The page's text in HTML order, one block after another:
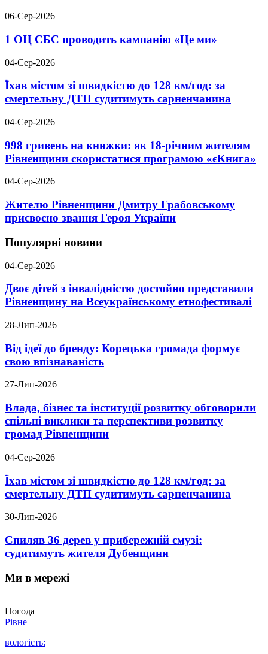
06-Сер-2026
1 ОЦ СБС проводить кампанію «Це ми»
04-Сер-2026
Їхав містом зі швидкістю до 128 км/год: за
смертельну ДТП судитимуть сарненчанина
04-Сер-2026
998 гривень на книжки: як 18-річним жителям
Рівненщини скористатися програмою «єКнига»
04-Сер-2026
Жителю Рівненщини Дмитру Грабовському
присвоєно звання Героя України
Популярні новини
04-Сер-2026
Двоє дітей з інвалідністю достойно представили
Рівненщину на Всеукраїнському етнофестивалі
28-Лип-2026
Від ідеї до бренду: Корецька громада формує
свою впізнаваність
27-Лип-2026
Влада, бізнес та інституції розвитку обговорили
спільні виклики та перспективи розвитку
громад Рівненщини
04-Сер-2026
Їхав містом зі швидкістю до 128 км/год: за
смертельну ДТП судитимуть сарненчанина
30-Лип-2026
Спиляв 36 дерев у прибережній смузі:
судитимуть жителя Дубенщини
Ми в мережі
Погода
Рівне
вологість: